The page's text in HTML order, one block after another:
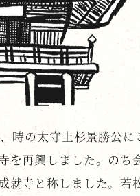
時の太守上杉景勝公
を再興しました。のち
就寺と称しました。若